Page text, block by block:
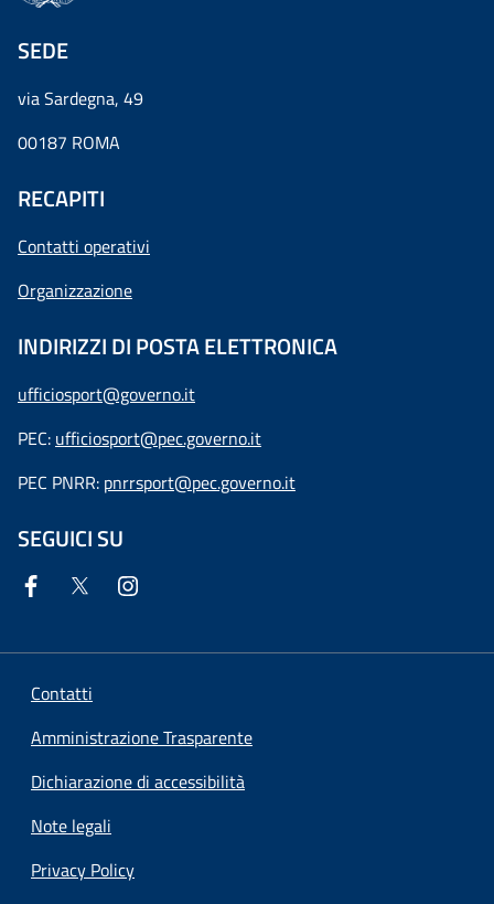
SEDE
via Sardegna, 49
00187 ROMA
RECAPITI
Contatti operativi
Organizzazione
INDIRIZZI DI POSTA ELETTRONICA
ufficiosport@governo.it
PEC: ufficiosport@pec.governo.it
PEC PNRR: pnrrsport@pec.governo.it
SEGUICI SU
Contatti
Amministrazione Trasparente
Dichiarazione di accessibilità
Note legali
Privacy Policy